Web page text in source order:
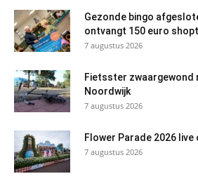
Gezonde bingo
ontvangt 150 euro
7 augustus 2026
Fietsster zwaargewond
Noordwijk
7 augustus 2026
Flower Parade 2026 live
7 augustus 2026